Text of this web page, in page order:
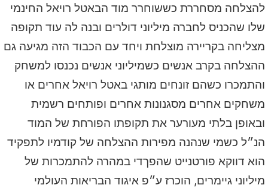
להצלחה מסחררת כששוחרר מוד הבאטל רויאל החינמי
שלו שהכניס לחברה מיליוני דולרים ובנה לה עוד תקופה
מצליחה בקריירה מוצלחת ויחד עם הכבוד הזה מגיעה גם
ההצלחה בקרב אנשים כשמיליוני אנשים נכנסו למשחק
והתמכרו כשהם זונחים מותגי באטל רויאל אחרים או
משחקים אחרים מסגנונות אחרים ופותחים רשמית
ובאופן בלתי מעורער את תקופתו הפורחת של המוד
הנ״ל כשמי שנהנה מפירות ההצלחה של קודמיו לתפקיד
הוא דווקא פורטנייט שהפךדי במהרה להתמכרות של
מיליוני גיימרים, הוכרז ע״פ איגוד הבריאות העולמי